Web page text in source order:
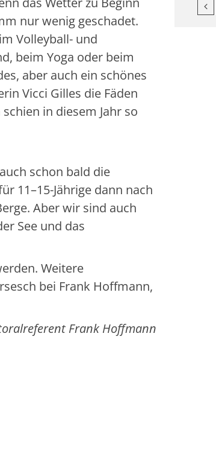
nur wenig geschadet.
Volleyball- und
beim Yoga oder beim
aber auch ein schönes
Vicci Gilles die Fäden
in diesem Jahr so
schon bald die
11–15-Jährige dann nach
Aber wir sind auch
See und das
Weitere
bei Frank Hoffmann,
Frank Hoffmann